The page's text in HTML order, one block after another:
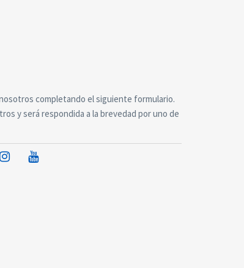
completando el siguiente formulario.
y será respondida a la brevedad por uno de